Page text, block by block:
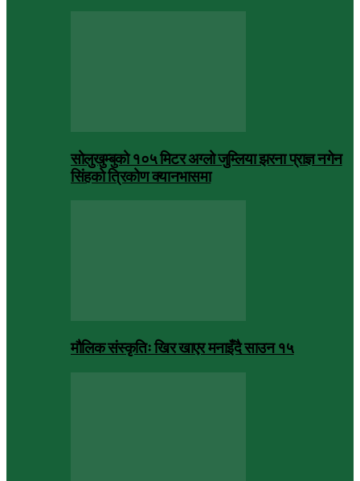
सोलुखुम्बुको १०५ मिटर अग्लो जुम्लिया झरना प्राज्ञ नगेन
सिंहको त्रिकोण क्यानभासमा
मौलिक संस्कृतिः खिर खाएर मनाइँदै साउन १५